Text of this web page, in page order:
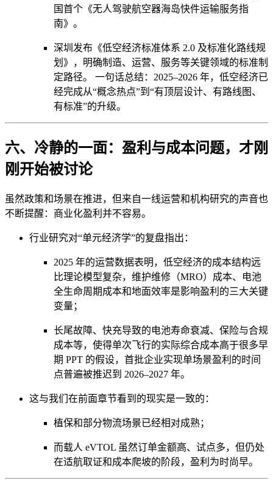
国首个《无人驾驶航空器海岛快件运输服务指
南》。
深圳发布《低空经济标准体系 2.0 及标准化路线规
划》，明确制造、运营、服务等关键领域的标准制
定路径。 一句话总结：2025–2026 年，低空经济已
经完成从“概念热点”到“有顶层设计、有路线图、
有标准”的升级。
六、冷静的一面：盈利与成本问题，才刚
刚开始被讨论
虽然政策和场景在推进，但来自一线运营和机构研究的声音也
不断提醒：商业化盈利并不容易。
行业研究对“单元经济学”的复盘指出：
2025 年的运营数据表明，低空经济的成本结构远
比理论模型复杂，维护维修（MRO）成本、电池
全生命周期成本和地面效率是影响盈利的三大关键
变量；
长尾故障、快充导致的电池寿命衰减、保险与合规
成本等，使得单次飞行的实际综合成本高于很多早
期 PPT 的假设，首批企业实现单场景盈利的时间
点普遍被推迟到 2026–2027 年。
这与我们在前面章节看到的现实是一致的：
植保和部分物流场景已经相对成熟；
而载人 eVTOL 虽然订单金额高、试点多，但仍处
在适航取证和成本爬坡的阶段，盈利为时尚早。